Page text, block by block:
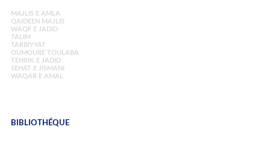
MAJLIS E AMLA
QAIDEEN MAJLIS
WAQF E JADID
TALIM
TARBIYYAT
OUMOURE TOULABA
TEHRIK E JADID
SEHAT E JISMANI
WAQAR E AMAL
BIBLIOTHÉQUE